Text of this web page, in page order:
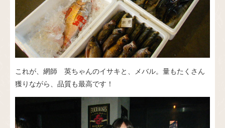
これが、網師 英ちゃんのイサキと、メバル。量もたくさん
獲りながら、品質も最高です！